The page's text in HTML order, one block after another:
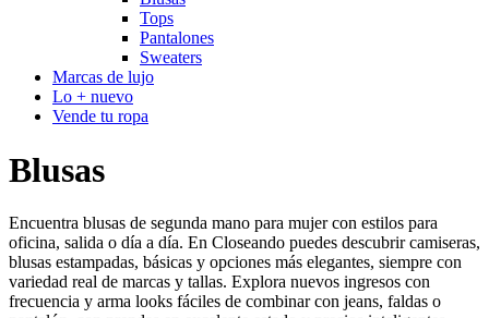
Tops
Pantalones
Sweaters
Marcas de lujo
Lo + nuevo
Vende tu ropa
Blusas
Encuentra blusas de segunda mano para mujer con estilos para
oficina, salida o día a día. En Closeando puedes descubrir camiseras,
blusas estampadas, básicas y opciones más elegantes, siempre con
variedad real de marcas y tallas. Explora nuevos ingresos con
frecuencia y arma looks fáciles de combinar con jeans, faldas o